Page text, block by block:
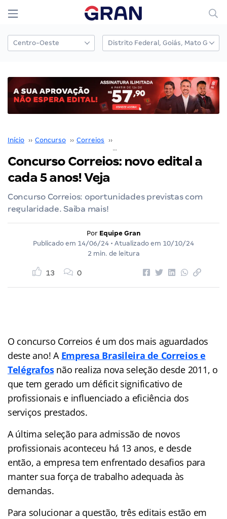
Início ›› Concurso ›› Correios ››
Concurso Correios: novo edital a
cada 5 anos! Veja
Concurso Correios: oportunidades previstas com
regularidade. Saiba mais!
Por Equipe Gran
Publicado em 14/06/24 • Atualizado em 10/10/24
2 min. de leitura
13 0
O concurso Correios é um dos mais aguardados
deste ano! A Empresa Brasileira de Correios e
Telégrafosnão realiza nova seleção desde 2011, o
que tem gerado um déficit significativo de
profissionais e influenciado a eficiência dos
serviços prestados.
A última seleção para admissão de novos
profissionais aconteceu há 13 anos, e desde
então, a empresa tem enfrentado desafios para
manter sua força de trabalho adequada às
demandas.
Para solucionar a questão, três editais estão em